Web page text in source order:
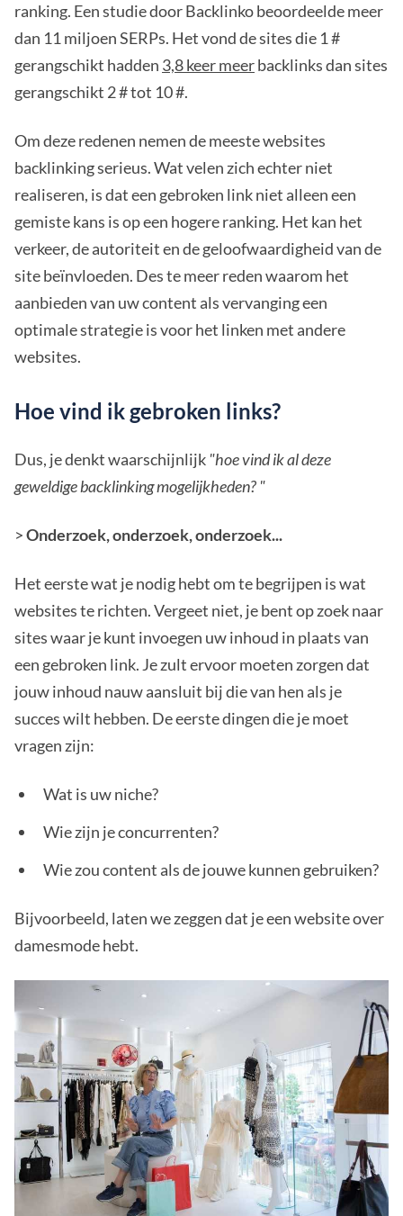
ranking. Een studie door Backlinko beoordeelde meer
dan 11 miljoen SERPs. Het vond de sites die 1 #
gerangschikt hadden 3,8 keer meerbacklinks dan sites
gerangschikt 2 # tot 10 #.
Om deze redenen nemen de meeste websites
backlinking serieus. Wat velen zich echter niet
realiseren, is dat een gebroken link niet alleen een
gemiste kans is op een hogere ranking. Het kan het
verkeer, de autoriteit en de geloofwaardigheid van de
site beïnvloeden. Des te meer reden waarom het
aanbieden van uw content als vervanging een
optimale strategie is voor het linken met andere
websites.
Hoe vind ik gebroken links?
Dus, je denkt waarschijnlijk "hoe vind ik al deze
geweldige backlinking mogelijkheden? "
>Onderzoek, onderzoek, onderzoek...
Het eerste wat je nodig hebt om te begrijpen is wat
websites te richten. Vergeet niet, je bent op zoek naar
sites waar je kunt invoegen uw inhoud in plaats van
een gebroken link. Je zult ervoor moeten zorgen dat
jouw inhoud nauw aansluit bij die van hen als je
succes wilt hebben. De eerste dingen die je moet
vragen zijn:
Wat is uw niche?
Wie zijn je concurrenten?
Wie zou content als de jouwe kunnen gebruiken?
Bijvoorbeeld, laten we zeggen dat je een website over
damesmode hebt.